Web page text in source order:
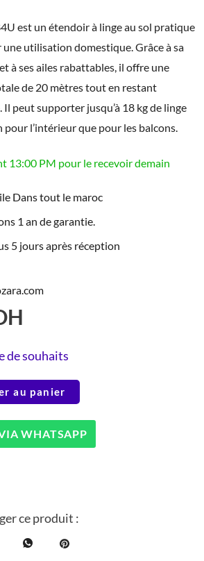
est un étendoir à linge au sol pratique
utilisation domestique. Grâce à sa
à ses ailes rabattables, il offre une
de 20 mètres tout en restant
peut supporter jusqu’à 18 kg de linge
l’intérieur que pour les balcons.
13:00 PM pour le recevoir demain
Dans tout le maroc
1 an de garantie.
5 jours après réception
ACTUEL
EST :
179 DH.
de souhaits
au panier
WHATSAPP
ce produit :